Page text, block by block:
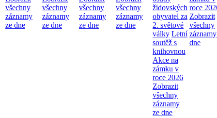
všechny
záznamy
ze dne
všechny
záznamy
ze dne
všechny
záznamy
ze dne
všechny
záznamy
ze dne
židovských
obyvatel za
2. světové
války Letní
soutěž s
knihovnou
Akce na
zámku v
roce 2026
Zobrazit
všechny
záznamy
ze dne
roce
Zobrazit
všechny
dne